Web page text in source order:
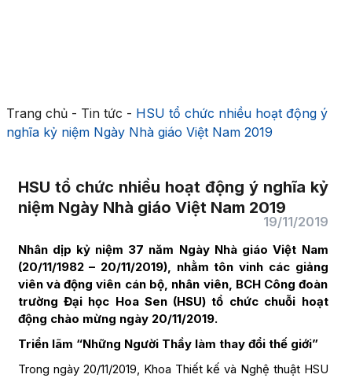
Trang chủ- Tin tức - HSU tổ chức nhiều hoạt động ý
nghĩa kỷ niệm Ngày Nhà giáo Việt Nam 2019
HSU tổ chức nhiều hoạt động ý nghĩa kỷ
niệm Ngày Nhà giáo Việt Nam 2019
19/11/2019
Nhân dịp kỷ niệm 37 năm Ngày Nhà giáo Việt Nam
(20/11/1982 – 20/11/2019), nhằm tôn vinh các giảng
viên và động viên cán bộ, nhân viên, BCH Công đoàn
trường Đại học Hoa Sen (HSU) tổ chức chuỗi hoạt
động chào mừng ngày 20/11/2019.
Triển lãm “Những Người Thầy làm thay đổi thế giới”
Trong ngày 20/11/2019, Khoa Thiết kế và Nghệ thuật HSU